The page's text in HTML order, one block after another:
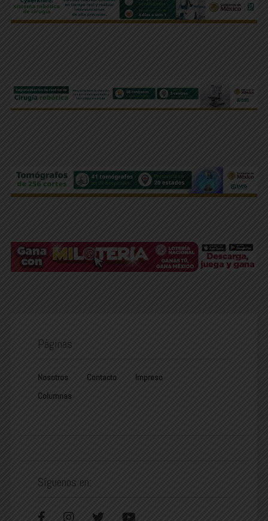
Páginas
Nosotros Contacto
Impreso
Columnas
Síguenos en: